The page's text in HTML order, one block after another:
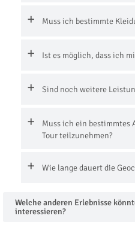
Muss ich bestimmte
Ist es möglich, dass ich
Sind noch weitere
Muss ich ein bestimmtes
Tour teilzunehmen?
Wie lange dauert die
Welche anderen Erlebnisse
interessieren?